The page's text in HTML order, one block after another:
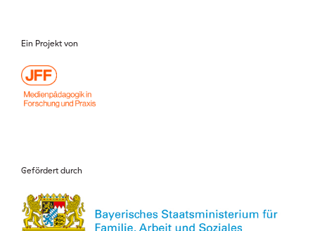
Ein Projekt von
Gefördert durch